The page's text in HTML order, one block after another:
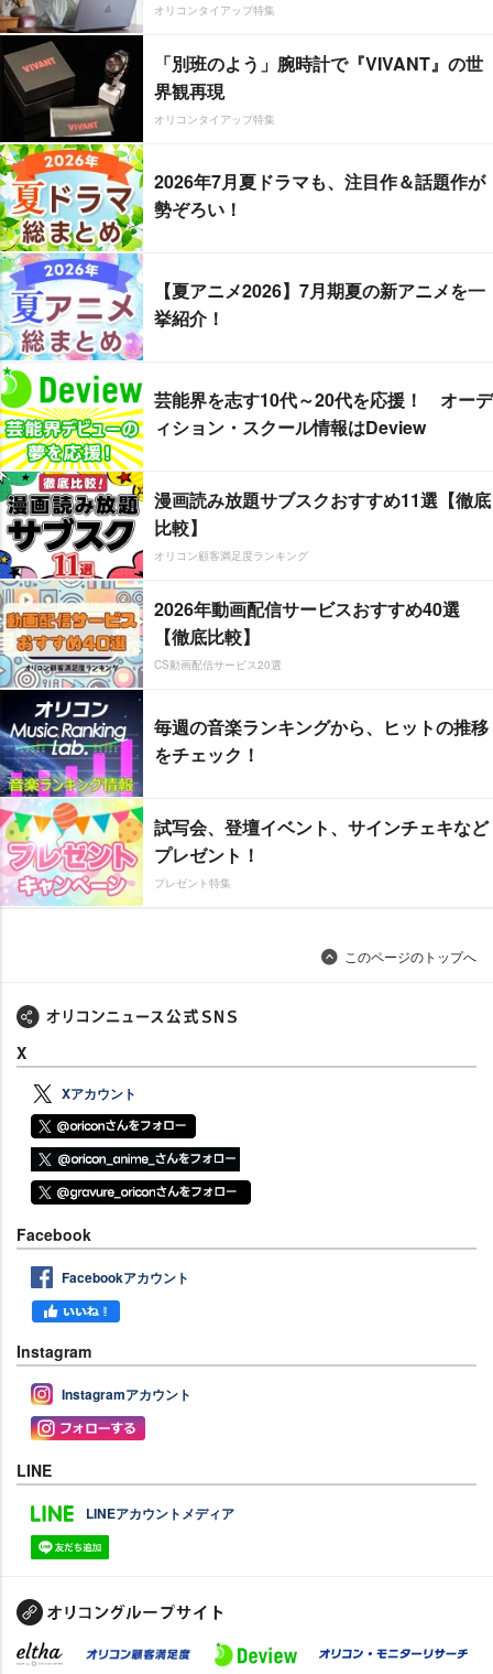
オリコンタイアップ特集
「別班のよう」腕時計で『VIVANT』の世
界観再現
オリコンタイアップ特集
2026年7月夏ドラマも、注目作＆話題作が
勢ぞろい！
【夏アニメ2026】7月期夏の新アニメを一
挙紹介！
芸能界を志す10代～20代を応援！ オーデ
ィション・スクール情報はDeview
漫画読み放題サブスクおすすめ11選【徹底
比較】
オリコン顧客満足度ランキング
2026年動画配信サービスおすすめ40選
【徹底比較】
CS動画配信サービス20選
毎週の音楽ランキングから、ヒットの推移
をチェック！
試写会、登壇イベント、サインチェキなど
プレゼント！
プレゼント特集
このページのトップへ
X
Xアカウント
Facebook
Facebookアカウント
Instagram
Instagramアカウント
LINE
LINEアカウントメディア